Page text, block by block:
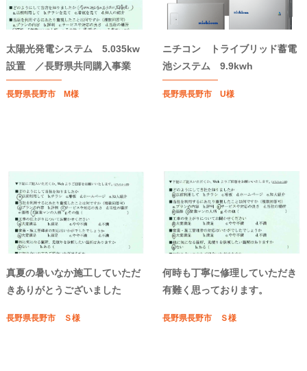
太陽光発電システム 5.035kw
設置 ／長野県共同購入事業
長野県長野市 M様
ニチコン トライブリッド蓄電
池システム 9.9kwh
長野県長野市 U様
真夏の暑いなか施工していただ
きありがとうございました
長野県長野市 Ｓ様
何時も丁寧に修理していただき
有難く思っております。
長野県長野市 Ｓ様